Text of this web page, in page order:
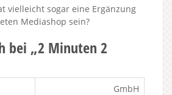
vielleicht sogar eine Ergänzung
Mediashop sein?
bei „2 Minuten 2
GmbH